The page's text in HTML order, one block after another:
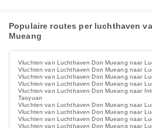
Populaire routes per luchthaven
Mueang
Vluchten van Luchthaven Don Mueang naar
Vluchten van Luchthaven Don Mueang naar
Vluchten van Luchthaven Don Mueang naar
Vluchten van Luchthaven Don Mueang naar
Vluchten van Luchthaven Don Mueang naar
Taoyuan
Vluchten van Luchthaven Don Mueang naar
Vluchten van Luchthaven Don Mueang naar
Vluchten van Luchthaven Don Mueang naar
Vluchten van Luchthaven Don Mueang naar